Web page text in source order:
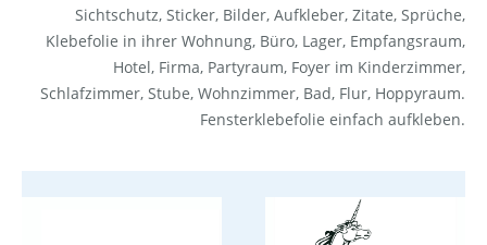
Sichtschutz, Sticker, Bilder, Aufkleber, Zitate, Sprüche,
Klebefolie in ihrer Wohnung, Büro, Lager, Empfangsraum,
Hotel, Firma, Partyraum, Foyer im Kinderzimmer,
Schlafzimmer, Stube, Wohnzimmer, Bad, Flur, Hoppyraum.
Fensterklebefolie einfach aufkleben.